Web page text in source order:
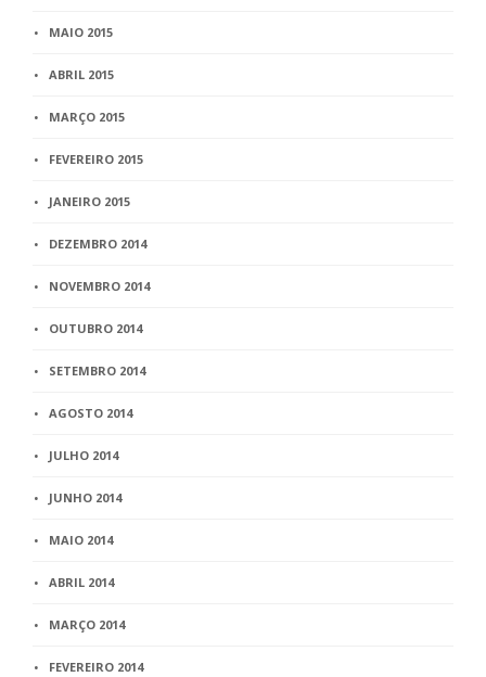
MAIO 2015
ABRIL 2015
MARÇO 2015
FEVEREIRO 2015
JANEIRO 2015
DEZEMBRO 2014
NOVEMBRO 2014
OUTUBRO 2014
SETEMBRO 2014
AGOSTO 2014
JULHO 2014
JUNHO 2014
MAIO 2014
ABRIL 2014
MARÇO 2014
FEVEREIRO 2014